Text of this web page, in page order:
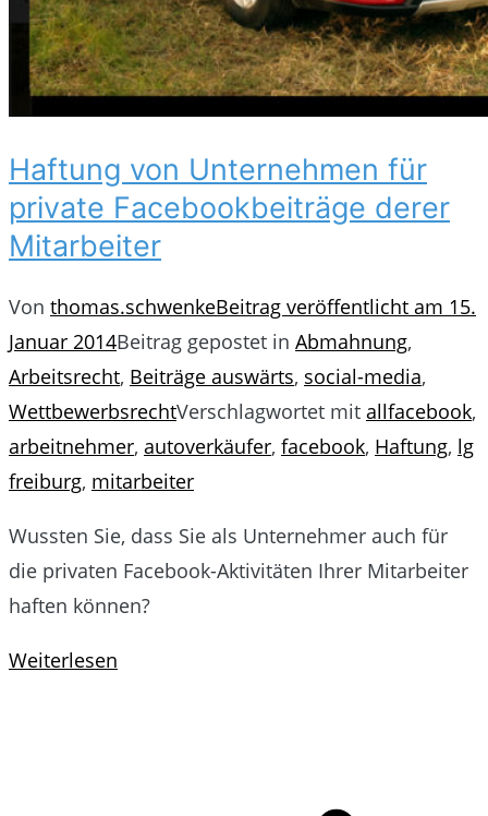
Haftung von Unternehmen für
private Facebookbeiträge derer
Mitarbeiter
Von thomas.schwenkeBeitrag veröffentlicht am 15.
Januar 2014Beitrag gepostet in Abmahnung,
Arbeitsrecht, Beiträge auswärts, social-media,
WettbewerbsrechtVerschlagwortet mit allfacebook,
arbeitnehmer, autoverkäufer, facebook, Haftung, lg
freiburg, mitarbeiter
Wussten Sie, dass Sie als Unternehmer auch für
die privaten Facebook-Aktivitäten Ihrer Mitarbeiter
haften können?
Weiterlesen